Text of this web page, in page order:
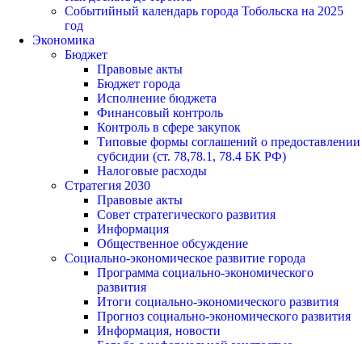
Событийный календарь города Тобольска на 2025
год
Экономика
Бюджет
Правовые акты
Бюджет города
Исполнение бюджета
Финансовый контроль
Контроль в сфере закупок
Типовые формы соглашений о предоставлении
субсидии (ст. 78,78.1, 78.4 БК РФ)
Налоговые расходы
Стратегия 2030
Правовые акты
Совет стратегического развития
Информация
Общественное обсуждение
Социально-экономическое развитие города
Программа социально-экономического
развития
Итоги социально-экономического развития
Прогноз социально-экономического развития
Информация, новости